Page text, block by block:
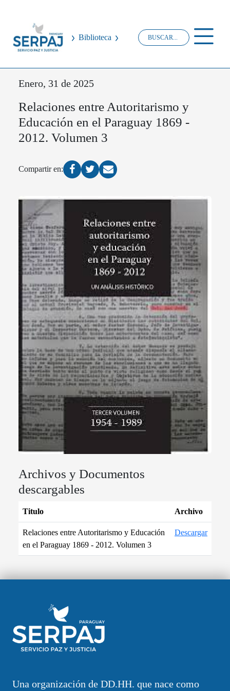
Biblioteca
Enero, 31 de 2025
Relaciones entre Autoritarismo y
Educación en el Paraguay 1869 -
2012. Volumen 3
Compartir en:
Archivos y Documentos
descargables
Titulo Archivo
Relaciones entre Autoritarismo y Educación
en el Paraguay 1869 - 2012. Volumen 3
Descargar
Una organización de DD.HH. que nace como